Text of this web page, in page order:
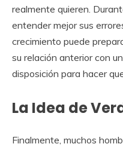
realmente quieren.
entender mejor sus
crecimiento puede
su relación anterior con
disposición para hacer
La Idea de
Finalmente, muchos